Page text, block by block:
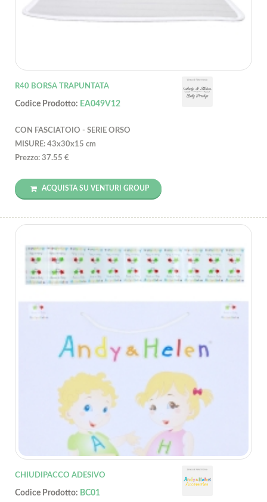
R40 BORSA TRAPUNTATA
Codice Prodotto: EA049V12
CON FASCIATOIO - SERIE ORSO
MISURE: 43x30x15 cm
Prezzo: 37.55 €
ACQUISTA SU VENTURI GROUP
CHIUDIPACCO ADESIVO
Codice Prodotto: BC01